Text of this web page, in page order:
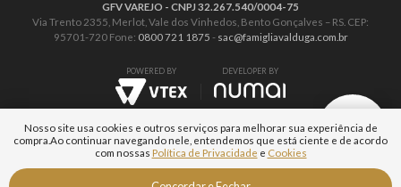
GFV VAREJO - CNPJ 32.267.540/0004-75
Via Trento 2355, Merlot, Vale dos Vinhedos, Bento Gonçalves – RS. CEP:
95701-720 Fone: 0800 721 1875 - sac@famigliavalduga.com.br
POWERED BY DEVELOPER BY
Nosso site usa cookies e outros serviços para melhorar sua experiência de
compra. Ao continuar navegando nele, entendemos que está ciente e de acordo
com nossas Política de Privacidade e Cookies